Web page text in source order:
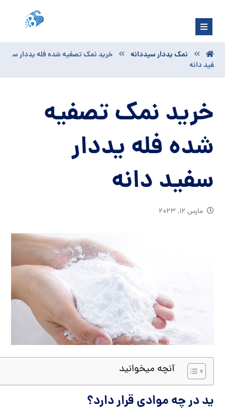
نمک یددار سیددانه
خرید نمک تصفیه شده فله یددار س
فید دانه
خرید نمک تصفیه
شده فله یددار
سفید دانه
مارس ۱۲, ۲۰۲۳
آنچه میخوانید
ید در چه موادی قرار دارد؟